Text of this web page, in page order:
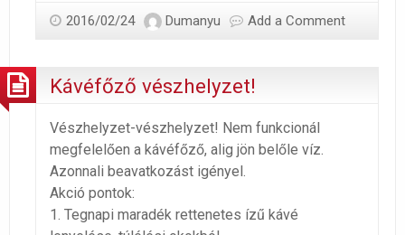
2016/02/24 Dumanyu Add a Comment
Kávéfőző vészhelyzet!
Vészhelyzet-vészhelyzet! Nem funkcionál
megfelelően a kávéfőző, alig jön belőle víz.
Azonnali beavatkozást igényel.
Akció pontok:
1. Tegnapi maradék rettenetes ízű kávé